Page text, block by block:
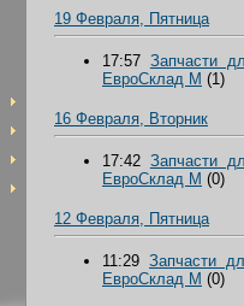
19 Февраля, Пятница
17:57 Запчасти
ЕвроCклад М (1)
16 Февраля, Вторник
17:42 Запчасти
ЕвроCклад М (0)
12 Февраля, Пятница
11:29 Запчасти
ЕвроCклад М (0)